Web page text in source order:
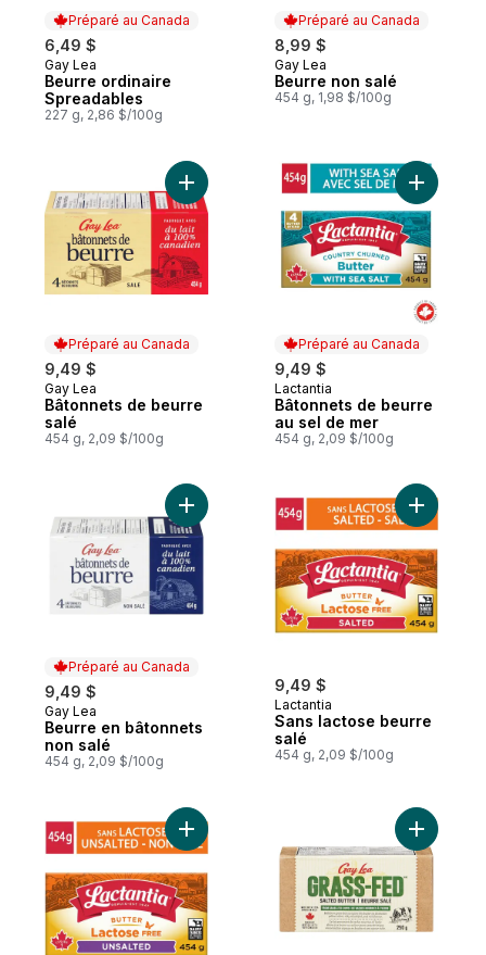
Préparé au Canada
6,49 $
Préparé au Canada
Gay Lea
Beurre ordinaire
Spreadables
227 g, 2,86 $/100g
Préparé au Canada
8,99 $
Préparé au Canada
Gay Lea
Beurre non salé
454 g, 1,98 $/100g
Préparé au Canada
9,49 $
Préparé au Canada
Gay Lea
Bâtonnets de beurre
salé
454 g, 2,09 $/100g
Ajouter Bâtonnets de beurre salé au
Préparé au Canada
9,49 $
Préparé au Canada
Lactantia
Bâtonnets de beurre
au sel de mer
454 g, 2,09 $/100g
Ajouter
Préparé au Canada
9,49 $
Préparé au Canada
Gay Lea
Beurre en bâtonnets
non salé
454 g, 2,09 $/100g
Ajouter Beurre en bâtonnets non salé au
9,49 $
Lactantia
Sans lactose beurre
salé
454 g, 2,09 $/100g
Ajouter
Ajouter Sans lactose beurre non salé au
Ajouter